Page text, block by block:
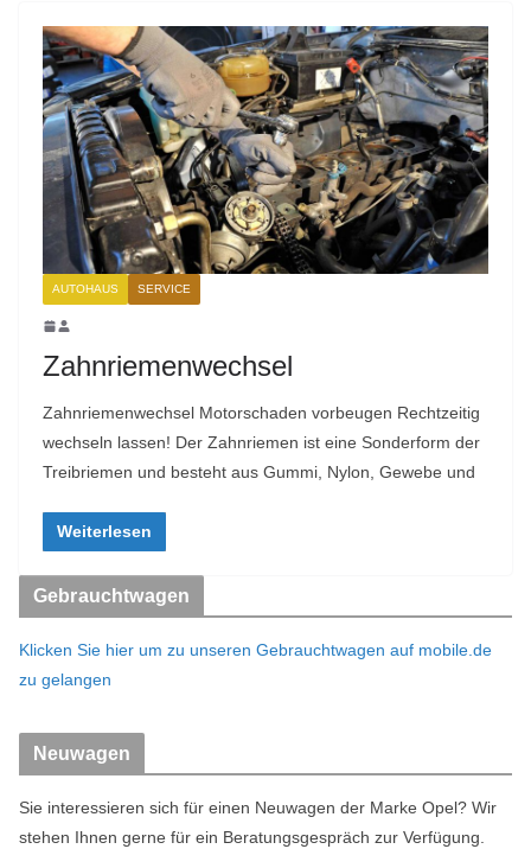
AUTOHAUS SERVICE
Zahnriemenwechsel
Zahnriemenwechsel Motorschaden vorbeugen Rechtzeitig
wechseln lassen! Der Zahnriemen ist eine Sonderform der
Treibriemen und besteht aus Gummi, Nylon, Gewebe und
Weiterlesen
Gebrauchtwagen
Klicken Sie hier um zu unseren Gebrauchtwagen auf mobile.de
zu gelangen
Neuwagen
Sie interessieren sich für einen Neuwagen der Marke Opel? Wir
stehen Ihnen gerne für ein Beratungsgespräch zur Verfügung.